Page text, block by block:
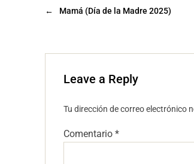
← Mamá (Día de la Madre 2025)
Leave a Reply
Tu dirección de correo electrónico
Comentario *